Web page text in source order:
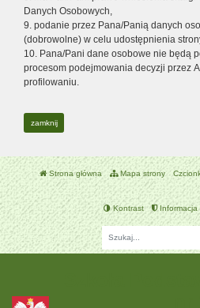
Danych Osobowych,
9. podanie przez Pana/Panią danych
(dobrowolne) w celu udostępnienia
10. Pana/Pani dane osobowe nie będą
procesom podejmowania decyzji przez
profilowaniu.
zamknij
Strona główna Mapa strony
Kontrast Informacja
Fraza